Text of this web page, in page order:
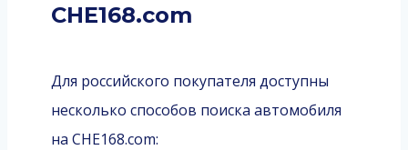
CHE168.com
Для российского покупателя доступны
несколько способов поиска автомобиля
на CHE168.com: